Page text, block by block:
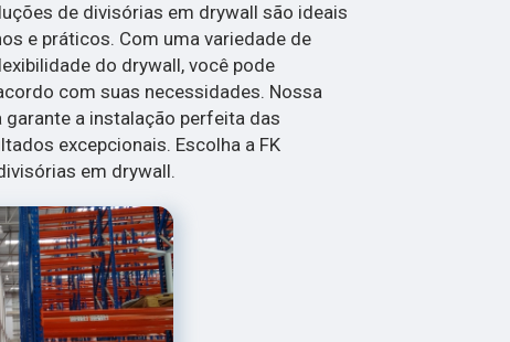
de divisórias em drywall são ideais
e práticos. Com uma variedade de
do drywall, você pode
com suas necessidades. Nossa
a instalação perfeita das
excepcionais. Escolha a FK
em drywall.